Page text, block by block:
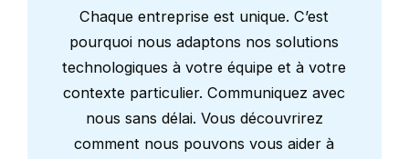
Chaque entreprise est unique. C’est
pourquoi nous adaptons nos solutions
technologiques à votre équipe et à votre
contexte particulier. Communiquez avec
nous sans délai. Vous découvrirez
comment nous pouvons vous aider à